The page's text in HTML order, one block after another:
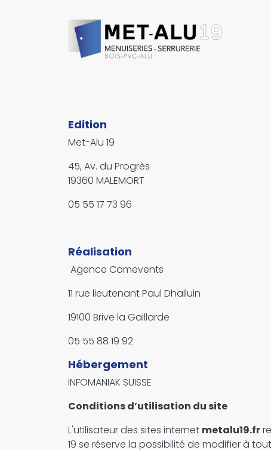
Texte
Edition
Met-Alu 19
45, Av. du Progrès
19360 MALEMORT
05 55 17 73 96
Réalisation
Agence Comevents
11 rue lieutenant Paul Dhalluin
19100 Brive la Gaillarde
05 55 88 19 92
Hébergement
INFOMANIAK SUISSE
Conditions d’utilisation du site
L'utilisateur des sites internet metalu19.fr
19 se réserve la possibilité de modifier à